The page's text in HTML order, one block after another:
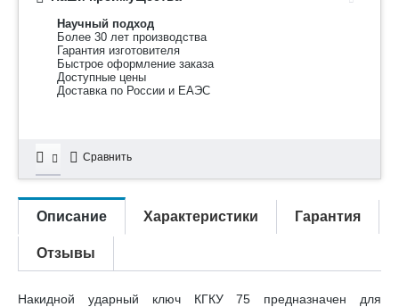
Научный подход
Более 30 лет производства
Гарантия изготовителя
Быстрое оформление заказа
Доступные цены
Доставка по России и ЕАЭС
Сравнить
Описание Характеристики Гарантия
Отзывы
Накидной ударный ключ КГКУ 75 предназначен для